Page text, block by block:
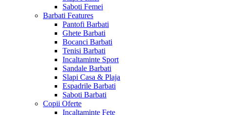
Saboti Femei
Barbati Features
Pantofi Barbati
Ghete Barbati
Bocanci Barbati
Tenisi Barbati
Incaltaminte Sport
Sandale Barbati
Slapi Casa & Plaja
Espadrile Barbati
Saboti Barbati
Copii Oferte
Incaltaminte Fete